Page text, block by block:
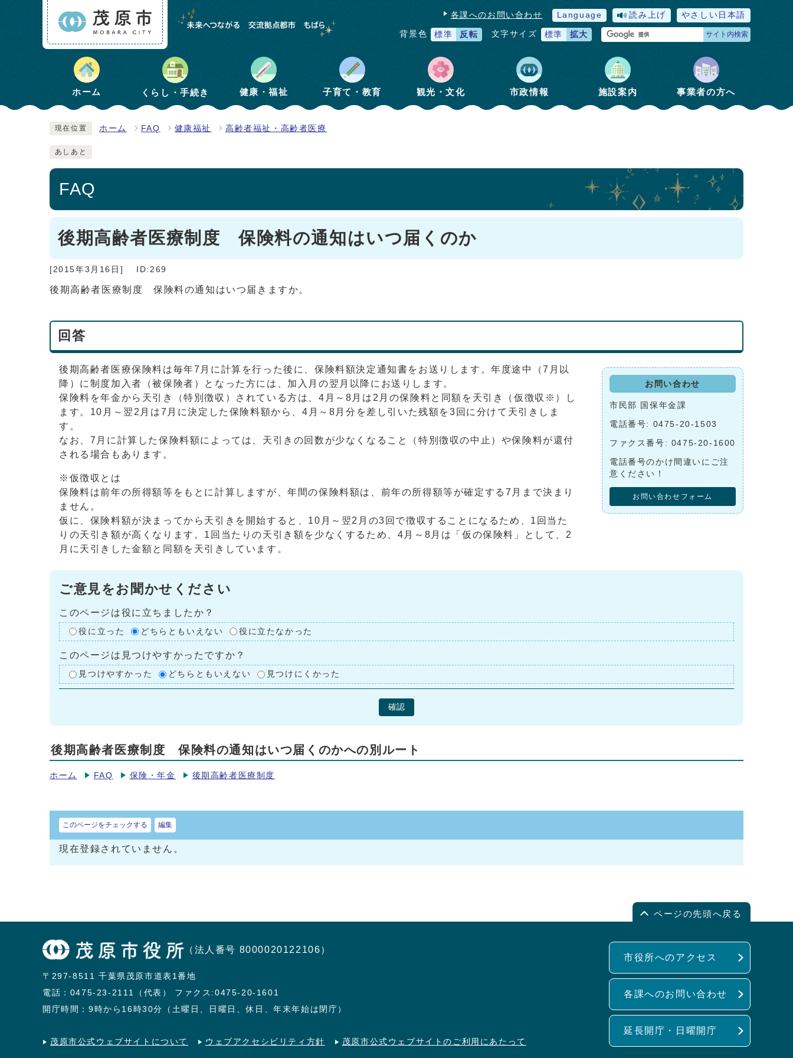
各課へのお問い合わせ Language 読み上げ やさしい日本語
背景色 標準 反転 文字サイズ 標準 拡大 サイト内検索
ホーム くらし・手続き 健康・福祉 子育て・教育 観光・文化 市政情報 施設案内 事業者の方へ
現在位置 ホーム FAQ 健康福祉 高齢者福祉・高齢者医療
あしあと
FAQ
後期高齢者医療制度 保険料の通知はいつ届くのか
[2015年3月16日] ID:269
後期高齢者医療制度 保険料の通知はいつ届きますか。
回答
後期高齢者医療保険料は毎年7月に計算を行った後に、保険料額決定通知書をお送りします。年度途中（7月以
降）に制度加入者（被保険者）となった方には、加入月の翌月以降にお送りします。
保険料を年金から天引き（特別徴収）されている方は、4月～8月は2月の保険料と同額を天引き（仮徴収※）し
ます。10月～翌2月は7月に決定した保険料額から、4月～8月分を差し引いた残額を3回に分けて天引きしま
す。
なお、7月に計算した保険料額によっては、天引きの回数が少なくなること（特別徴収の中止）や保険料が還付
される場合もあります。
※仮徴収とは
保険料は前年の所得額等をもとに計算しますが、年間の保険料額は、前年の所得額等が確定する7月まで決まり
ません。
仮に、保険料額が決まってから天引きを開始すると、10月～翌2月の3回で徴収することになるため、1回当た
りの天引き額が高くなります。1回当たりの天引き額を少なくするため、4月～8月は「仮の保険料」として、2
月に天引きした金額と同額を天引きしています。
お問い合わせ
市民部 国保年金課
電話番号: 0475-20-1503
ファクス番号: 0475-20-1600
電話番号のかけ間違いにご注
意ください！
お問い合わせフォーム
ご意見をお聞かせください
このページは役に立ちましたか？
役に立った どちらともいえない 役に立たなかった
このページは見つけやすかったですか？
見つけやすかった どちらともいえない 見つけにくかった
確認
後期高齢者医療制度 保険料の通知はいつ届くのかへの別ルート
ホーム FAQ 保険・年金 後期高齢者医療制度
このページをチェックする 編集
現在登録されていません。
ページの先頭へ戻る
（法人番号 8000020122106）
〒297-8511 千葉県茂原市道表1番地
電話： 0475-23-2111（代表）
ファクス:0475-20-1601
開庁時間：9時から16時30分（土曜日、日曜日、休日、年末年始は閉庁）
茂原市公式ウェブサイトについて ウェブアクセシビリティ方針 茂原市公式ウェブサイトのご利用にあたって
市役所へのアクセス
各課へのお問い合わせ
延長開庁・日曜開庁